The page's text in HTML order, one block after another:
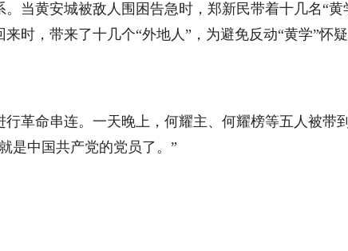
黄安城被敌人围困告急时，郑新民带着十几名“黄
时，带来了十几个“外地人”，为避免反动“黄学”怀
命串连。一天晚上，何耀主、何耀榜等五人被带到
是中国共产党的党员了。”